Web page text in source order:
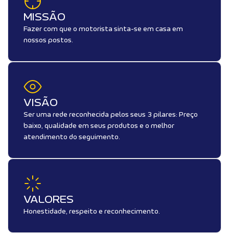
MISSÃO
Fazer com que o motorista sinta-se em casa em
nossos postos.
VISÃO
Ser uma rede reconhecida pelos seus 3 pilares: Preço
baixo, qualidade em seus produtos e o melhor
atendimento do seguimento.
VALORES
Honestidade, respeito e reconhecimento.